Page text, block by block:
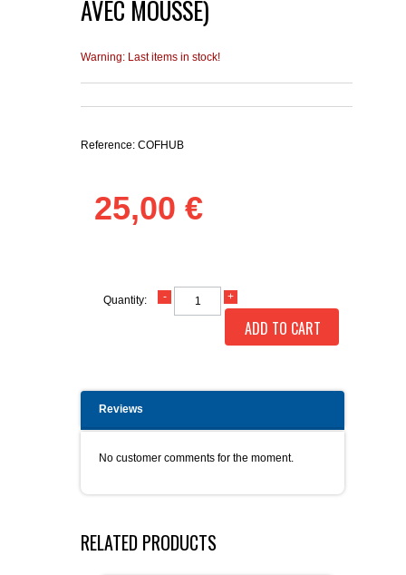
AVEC MOUSSE)
Warning: Last items in stock!
Reference: COFHUB
25,00 €
Quantity:
ADD TO CART
Reviews
No customer comments for the moment.
RELATED PRODUCTS